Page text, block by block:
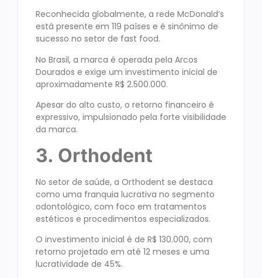
Reconhecida globalmente, a rede McDonald’s
está presente em 119 países e é sinônimo de
sucesso no setor de fast food.
No Brasil, a marca é operada pela Arcos
Dourados e exige um investimento inicial de
aproximadamente R$ 2.500.000.
Apesar do alto custo, o retorno financeiro é
expressivo, impulsionado pela forte visibilidade
da marca.
3. Orthodent
No setor de saúde, a Orthodent se destaca
como uma franquia lucrativa no segmento
odontológico, com foco em tratamentos
estéticos e procedimentos especializados.
O investimento inicial é de R$ 130.000, com
retorno projetado em até 12 meses e uma
lucratividade de 45%.